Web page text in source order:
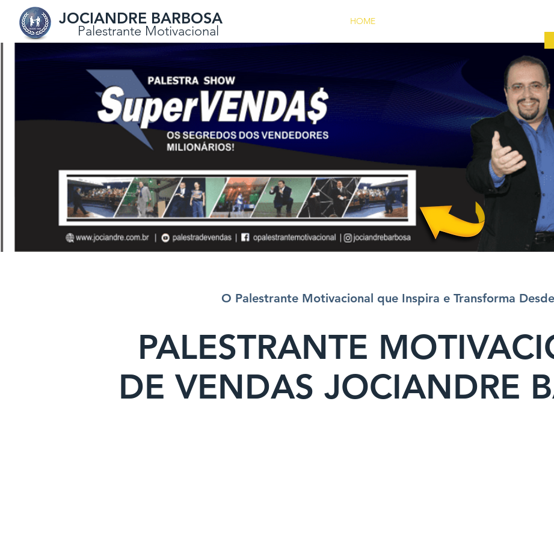
JOCIANDRE BARBOSA
Palestrante Motivacional
HOME
O Palestrante Motivacional que Inspira e Transforma
PALESTRANTE
DE VENDAS JOCIANDRE